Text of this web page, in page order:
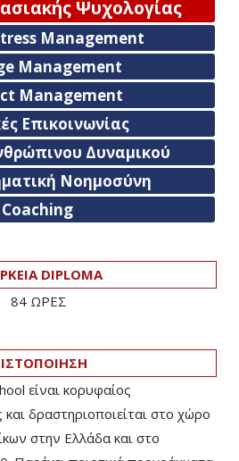
Ψυχολογίας
Management
Management
Management
Επικοινωνίας
Δυναμικού
Νοημοσύνη
Coaching
DIPLOMA
84 ΩΡΕΣ
είναι κορυφαίος
δραστηριοποιείται στο χώρο
στην Ελλάδα και στο